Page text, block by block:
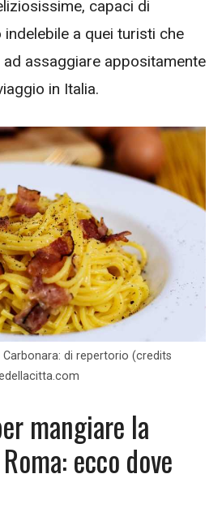
capaci di
a quei turisti che
assaggiare appositamente
in Italia.
di repertorio (credits
mangiare la
ecco dove